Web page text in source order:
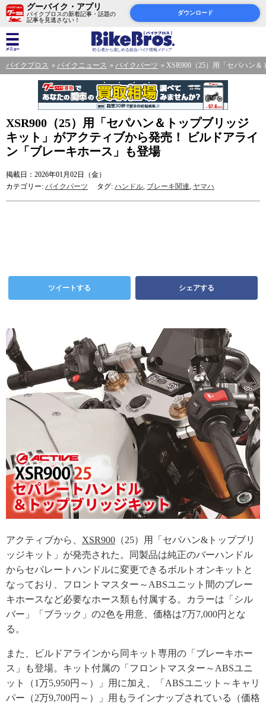
グーバイク・アプリ
バイクブロスの新着記事・話題の
記事を見逃さない！
ダウンロード
バイクブロス バイクニュース バイクパーツ XSR900（25）用「セパハン
XSR900（25）用「セパハン＆トップブリッジ
キット」がアクティブから発売！ ビルドアライ
ン「ブレーキホース」も登場
掲載日：2026年01月02日（金）
カテゴリー: バイクパーツ タグ: ハンドル, ブレーキ関連, ヤマハ
ツイートする シェアする
アクティブから、 XSR900 （25）用「セパハン&トップブリ
ッジキット」が発売された。同製品は純正のバーハンドル
からセパレートハンドルに変更できるボルトオンキットと
なっており、フロントマスター～ABSユニット間のブレー
キホースなど必要なホース類も付属する。カラーは「シル
バー」「ブラック」の2色を用意、価格は7万7,000円とな
る。
また、ビルドアラインから同キット専用の「ブレーキホー
ス」も登場。キット付属の「フロントマスター～ABSユニ
ット（1万5,950円～）」用に加え、「ABSユニット～キャリ
パー（2万9,700円～）」用もラインナップされている（価格